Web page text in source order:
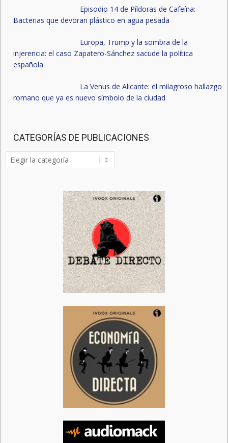
Episodio 14 de Píldoras de Cafeína:
Bacterias que devoran plástico en agua pesada
Europa, Trump y la sombra de la
injerencia: el caso Zapatero-Sánchez sacude la política
española
La Venus de Alicante: el milagroso hallazgo
romano que ya es nuevo símbolo de la ciudad
CATEGORÍAS DE PUBLICACIONES
Categorías
de